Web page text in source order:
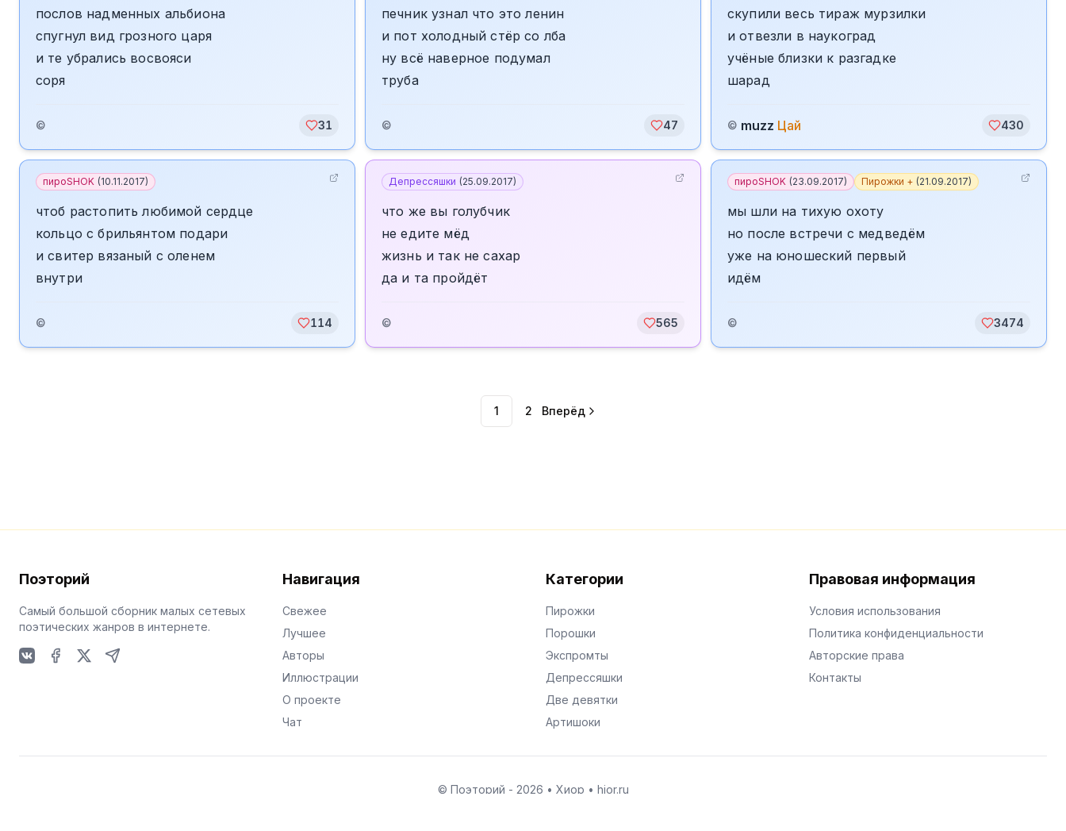
послов надменных альбиона
спугнул вид грозного царя
и те убрались восвояси
соря
© 31
печник узнал что это ленин
и пот холодный стёр со лба
ну всё наверное подумал
труба
© 47
скупили весь тираж мурзилки
и отвезли в наукоград
учёные близки к разгадке
шарад
© muzz Цай 430
пироSHOK (10.11.2017)
чтоб растопить любимой сердце
кольцо с брильянтом подари
и свитер вязаный с оленем
внутри
© 114
Депрессяшки (25.09.2017)
что же вы голубчик
не едите мёд
жизнь и так не сахар
да и та пройдёт
© 565
пироSHOK (23.09.2017) Пирожки + (21.09.2017)
мы шли на тихую охоту
но после встречи с медведём
уже на юношеский первый
идём
© 3474
1 2 Вперёд
Поэторий
Самый большой сборник малых сетевых
поэтических жанров в интернете.
Навигация
Свежее
Лучшее
Авторы
Иллюстрации
О проекте
Чат
Категории
Пирожки
Порошки
Экспромты
Депрессяшки
Две девятки
Артишоки
Правовая информация
Условия использования
Политика конфиденциальности
Авторские права
Контакты
© Поэторий - 2026 • Хиор • hior.ru